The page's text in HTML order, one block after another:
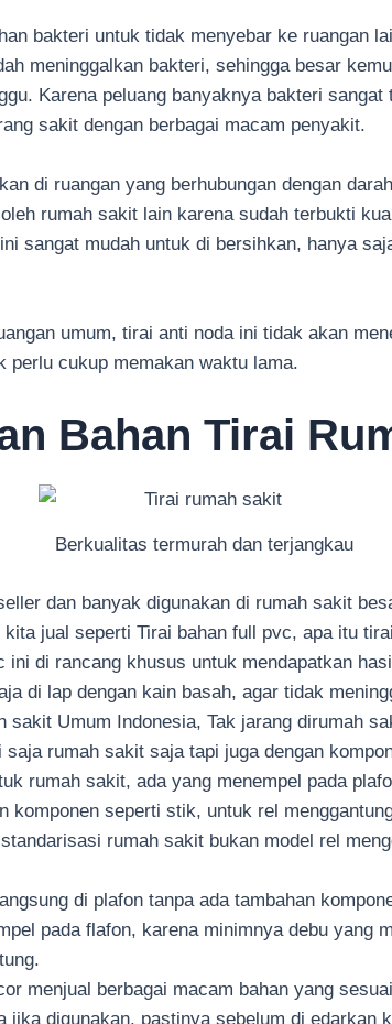
bakteri untuk tidak menyebar ke ruangan
meninggalkan bakteri, sehingga besar
Karena peluang banyaknya bakteri
sakit dengan berbagai macam penyakit.
di ruangan yang berhubungan dengan
rumah sakit lain karena sudah terbukti
sangat mudah untuk di bersihkan, hanya
umum, tirai anti noda ini tidak akan
perlu cukup memakan waktu lama.
Bahan Tirai
Berkualitas termurah dan terjangkau
dan banyak digunakan di rumah sakit
jual seperti Tirai bahan full pvc, apa itu
ini di rancang khusus untuk mendapatkan
di lap dengan kain basah, agar tidak
Umum Indonesia, Tak jarang dirumah
rumah sakit saja tapi juga dengan
rumah sakit, ada yang menempel pada
komponen seperti stik, untuk rel
rumah sakit bukan model rel
di plafon tanpa ada tambahan
pada flafon, karena minimnya debu yang
menjual berbagai macam bahan yang
digunakan, pastinya sebelum di edarkan